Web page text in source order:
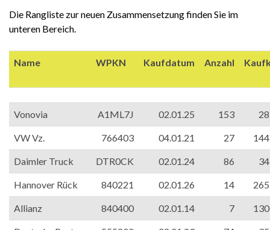
Die Rangliste zur neuen Zusammensetzung finden Sie im
unteren Bereich.
Name WPKN Kaufdatum Anzahl
Vonovia A1ML7J 02.01.25 153
VW Vz. 766403 04.01.21 27
Daimler Truck DTR0CK 02.01.24 86
Hannover Rück 840221 02.01.26 14
Allianz 840400 02.01.14 7